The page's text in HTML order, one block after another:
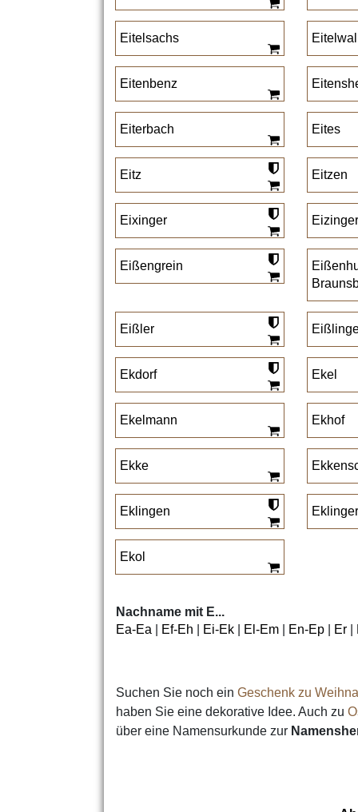
Eitelsachs
Eitenbenz
Eiterbach Eites
Eitz Eitzen
Eixinger Eizinger
Eißengrein
Eißler
Ekdorf Ekel
Ekelmann Ekhof
Ekke
Eklingen Eklinger
Ekol
Nachname mit E...
Ea-Ea
Ef-Eh Ei-Ek El-Em En-Ep Er
Suchen Sie noch ein Geschenk zu
haben Sie eine dekorative Idee. Auch zu
über eine Namensurkunde zur